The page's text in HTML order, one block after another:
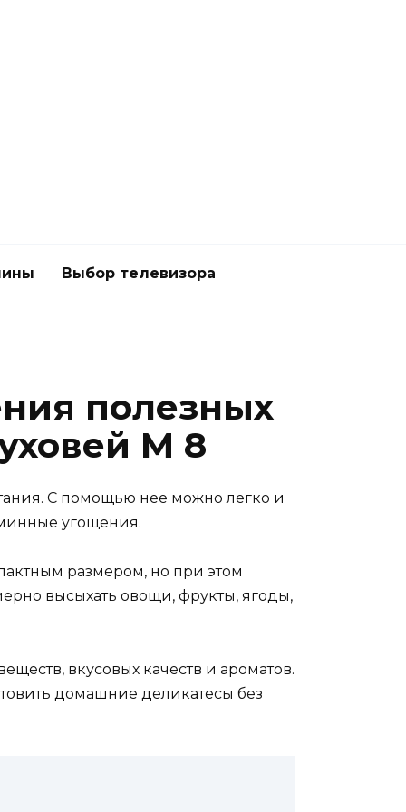
Выбор телевизора
полезных
М 8
С помощью нее можно легко и
угощения.
размером, но при этом
высыхать овощи, фрукты, ягоды,
вкусовых качеств и ароматов.
домашние деликатесы без